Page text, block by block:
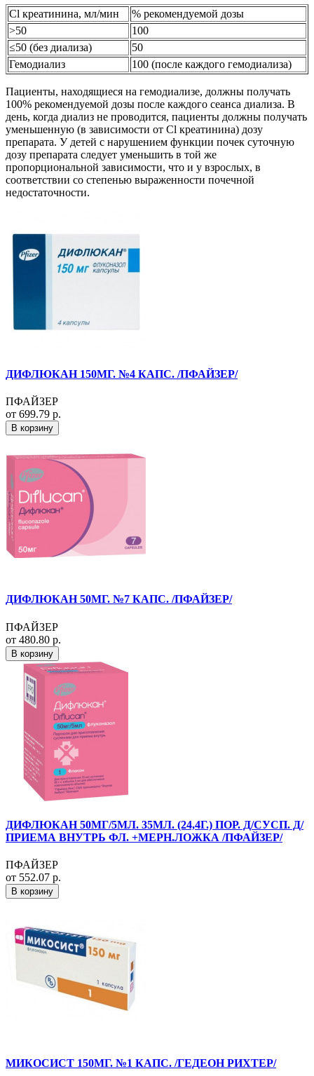
Cl креатинина, мл/мин
% рекомендуемой дозы
>50
100
≤50 (без диализа)
50
Гемодиализ
100 (после каждого гемодиализа)
Пациенты, находящиеся на гемодиализе, должны получать
100% рекомендуемой дозы после каждого сеанса диализа. В
день, когда диализ не проводится, пациенты должны получать
уменьшенную (в зависимости от Cl креатинина) дозу
препарата. У детей с нарушением функции почек суточную
дозу препарата следует уменьшить в той же
пропорциональной зависимости, что и у взрослых, в
соответствии со степенью выраженности почечной
недостаточности.
ДИФЛЮКАН 150МГ. №4 КАПС. /ПФАЙЗЕР/
ПФАЙЗЕР
от 699.79 р.
В корзину
ДИФЛЮКАН 50МГ. №7 КАПС. /ПФАЙЗЕР/
ПФАЙЗЕР
от 480.80 р.
В корзину
ДИФЛЮКАН 50МГ/5МЛ. 35МЛ. (24,4Г.) ПОР. Д/СУСП. Д/
ПРИЕМА ВНУТРЬ ФЛ. +МЕРН.ЛОЖКА /ПФАЙЗЕР/
ПФАЙЗЕР
от 552.07 р.
В корзину
МИКОСИСТ 150МГ. №1 КАПС. /ГЕДЕОН РИХТЕР/